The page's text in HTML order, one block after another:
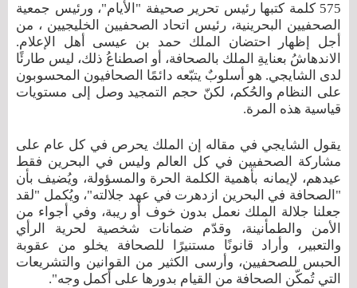
575 كلمة كتبها رئيس تحرير صحيفة "الأيام"، ورئيس جمعية
الصحفيين البحرينية، رئيس اتحاد الصحفيين الخليجيين ، من
أجل إظهار احتضان الملك حمد بن عيسى أهل الإعلام.
الاندهاشُ بعنايةِ الملك بالصحافة، أو اصطناعُ ذلك، ليس طارئًا
لدى الشايجي. هو أسلوبٌ يتبّعه دائمًا الصحافيون المحسوبون
على النظام والحُكم، لكنّ حجم التمجيد وصل إلى مستويات
قياسية هذه المرة.
يقول الشايجي في مقاله إن الملك يحرص في كل عام على
مشاركة الصحفيين في كل العالم وليس في البحرين فقط
عيدهم، لإيمانه بأهمية الكلمة الحرة والمسؤولة، ويُضيف بأن
"الصحافة في البحرين ازدهرت في عهد جلالته"، ويُكمل "لقد
جعلنا جلالة الملك نعمل بدون خوف أو ريبة، وفي أجواء من
الأمن والطمأنينة، وقدّم ضمانات شخصية لحرية الرأي
والتعبير، وأراد قانونًا مستنيرًا للصحافة يخلو من عقوبة
الحبس للصحفيين، وأرسى الكثير من القوانين والتشريعات
التي تُمكّن الصحافة من القيام بدورها على أكمل وجه".